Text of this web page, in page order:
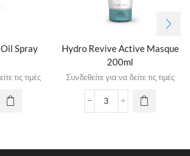
Spray
τις τιμές
Hydro Revive Active Masque
200ml
Συνδεθείτε για να δείτε τις τιμές